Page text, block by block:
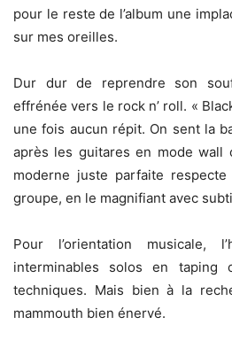
pour le reste de l’album une
sur mes oreilles.
Dur dur de reprendre son
effrénée vers le rock n’ roll. «
une fois aucun répit. On sent la
après les guitares en mode wall
moderne juste parfaite
groupe, en le magnifiant avec
Pour l’orientation musicale,
interminables solos en taping
techniques. Mais bien à la
mammouth bien énervé.